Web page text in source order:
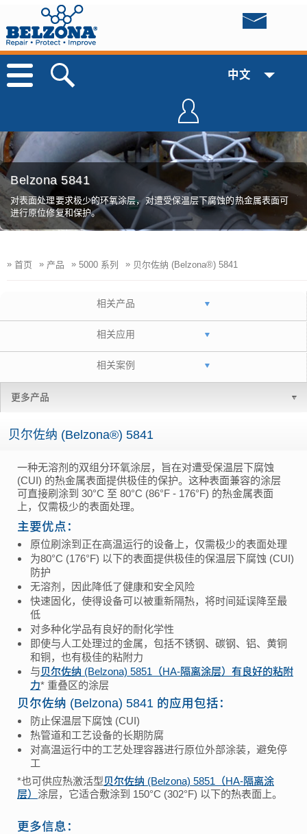
中文
Belzona 5841
对表面处理要求极少的环氧涂层，对遭受保温层下腐蚀的热金属表面可
进行原位修复和保护。
» 首页 » 产品 » 5000 系列 » 贝尔佐纳 (Belzona®) 5841
相关产品
相关应用
相关案例
更多产品
贝尔佐纳 (Belzona®) 5841
一种无溶剂的双组分环氧涂层，旨在对遭受保温层下腐蚀
(CUI) 的热金属表面提供极佳的保护。这种表面兼容的涂层
可直接刷涂到 30°C 至 80°C (86°F - 176°F) 的热金属表面
上，仅需极少的表面处理。
主要优点：
原位刷涂到正在高温运行的设备上，仅需极少的表面处理
为80°C (176°F) 以下的表面提供极佳的保温层下腐蚀 (CUI)
防护
无溶剂，因此降低了健康和安全风险
快速固化，使得设备可以被重新隔热，将时间延误降至最
低
对多种化学品有良好的耐化学性
即使与人工处理过的金属，包括不锈钢、碳钢、铝、黄铜
和铜，也有极佳的粘附力
与贝尔佐纳 (Belzona) 5851（HA-隔离涂层）有良好的粘附
力* 重叠区的涂层
贝尔佐纳 (Belzona) 5841 的应用包括：
防止保温层下腐蚀 (CUI)
热管道和工艺设备的长期防腐
对高温运行中的工艺处理容器进行原位外部涂装，避免停
工
*也可供应热激活型贝尔佐纳 (Belzona) 5851（HA-隔离涂
层） 涂层，它适合敷涂到 150°C (302°F) 以下的热表面上。
更多信息：